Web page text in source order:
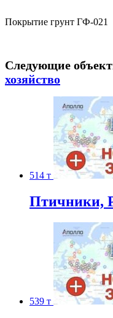
Покрытие грунт ГФ-021
Следующие
хозяйство
514 т
Птичники,
539 т